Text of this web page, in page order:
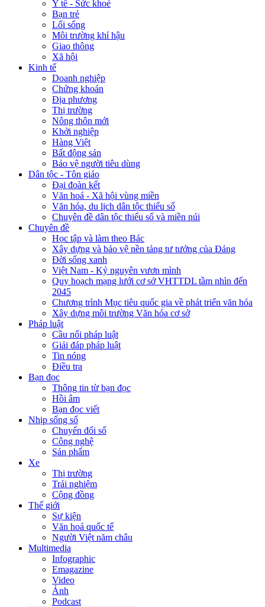
Y tế - Sức khoẻ
Bạn trẻ
Lối sống
Môi trường khí hậu
Giao thông
Xã hội
Kinh tế
Doanh nghiệp
Chứng khoán
Địa phương
Thị trường
Nông thôn mới
Khởi nghiệp
Hàng Việt
Bất động sản
Bảo vệ người tiêu dùng
Dân tộc - Tôn giáo
Đại đoàn kết
Văn hoá - Xã hội vùng miền
Văn hóa, du lịch dân tộc thiểu số
Chuyên đề dân tộc thiểu số và miền núi
Chuyên đề
Học tập và làm theo Bác
Xây dựng và bảo vệ nền tảng tư tưởng của Đảng
Đời sống xanh
Việt Nam - Kỷ nguyên vươn mình
Quy hoạch mạng lưới cơ sở VHTTDL tầm nhìn đến
2045
Chương trình Mục tiêu quốc gia về phát triển văn hóa
Xây dựng môi trường Văn hóa cơ sở
Pháp luật
Cầu nối pháp luật
Giải đáp pháp luật
Tin nóng
Điều tra
Bạn đọc
Thông tin từ bạn đọc
Hồi âm
Bạn đọc viết
Nhịp sống số
Chuyển đổi số
Công nghệ
Sản phẩm
Xe
Thị trường
Trải nghiệm
Cộng đồng
Thế giới
Sự kiện
Văn hoá quốc tế
Người Việt năm châu
Multimedia
Infographic
Emagazine
Video
Ảnh
Podcast